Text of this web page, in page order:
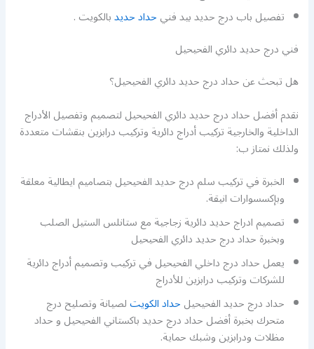
تفصيل باب درج حديد بيد فنيحداد حديدبالكويت .
فني درج حديد دائري الفحيحيل
هل تبحث عن حداد درج حديد دائري الفحيحيل؟
نقدم أفضل حداد درج حديد دائري الفحيحيل لتصميم وتفصيل الأدراج
الداخلية والخارجية تركيب أدراج دائرية وتركيب درابزين بنقشات متعددة
ولذلك نمتاز ب:
الخبرة في تركيب سلم درج حديد الفحيحيل بتصاميم ايطالية معلقة
وبإكسسوارات انيقة.
تصميم ادراج حديد دائرية زجاجية مع ستانلس الستيل الصلب
وبخبرة حداد درج حديد دائري الفحيحيل
يعمل حداد درج داخلي الفحيحيل في تركيب وتصميم أدراج دائرية
للشركات وتركيب درابزين للأدراج
حداد درج حديد الفحيحيلحداد الكويتلصيانة وتصليح درج
متحرك بخبرة أفضل حداد درج حديد باكستاني الفحيحيل و حداد
مظلات ودرابزين وشبك حماية.